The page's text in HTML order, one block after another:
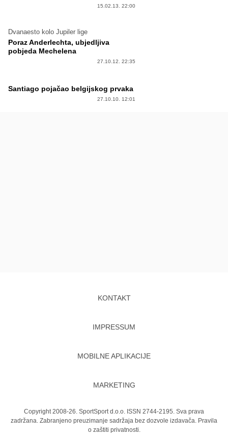
15.02.13. 22:00
Dvanaesto kolo Jupiler lige
Poraz Anderlechta, ubjedljiva
pobjeda Mechelena
27.10.12. 22:35
Santiago pojačao belgijskog prvaka
27.10.10. 12:01
KONTAKT
IMPRESSUM
MOBILNE APLIKACIJE
MARKETING
Copyright 2008-26. SportSport d.o.o. ISSN 2744-2195. Sva prava
zadržana. Zabranjeno preuzimanje sadržaja bez dozvole izdavača. Pravila
o zaštiti privatnosti.